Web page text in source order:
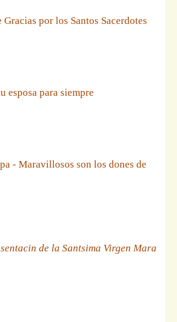
por los Santos Sacerdotes
esposa para siempre
- Maravillosos son los dones de
de la Santsima Virgen Mara